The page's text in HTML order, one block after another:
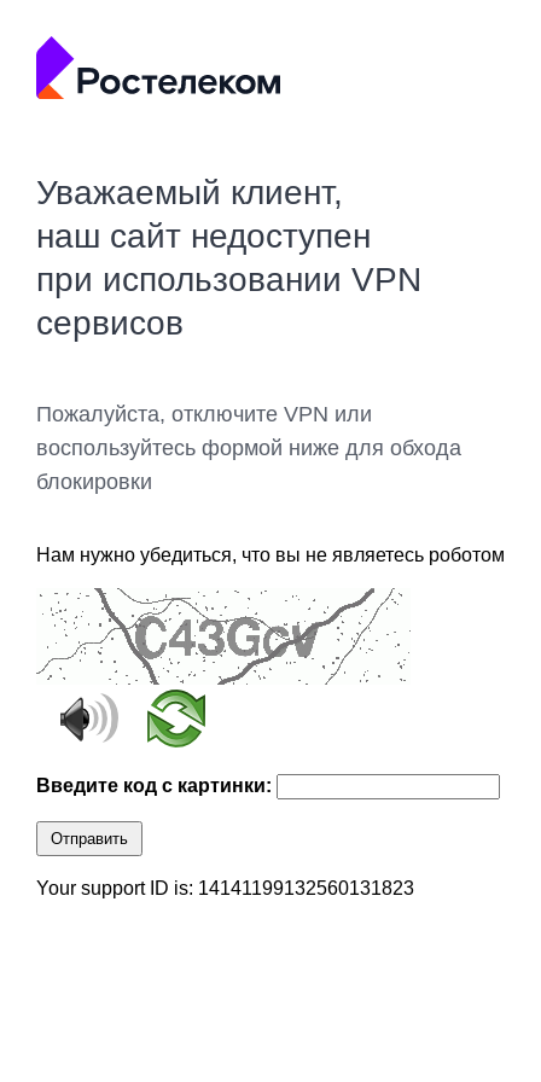
Уважаемый клиент,
наш сайт недоступен
при использовании VPN
сервисов
Пожалуйста, отключите VPN или
воспользуйтесь формой ниже для обхода
блокировки
Нам нужно убедиться, что вы не являетесь роботом
Введите код с картинки:
Отправить
Your support ID is: 14141199132560131823